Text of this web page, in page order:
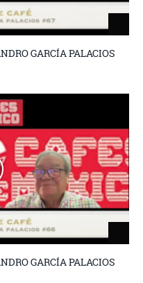
GARCÍA PALACIOS
GARCÍA PALACIOS